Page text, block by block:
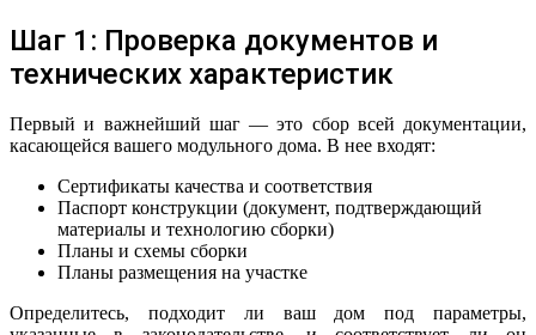
Шаг 1: Проверка документов и
технических характеристик
Первый и важнейший шаг — это сбор всей документации,
касающейся вашего модульного дома. В нее входят:
Сертификаты качества и соответствия
Паспорт конструкции (документ, подтверждающий
материалы и технологию сборки)
Планы и схемы сборки
Планы размещения на участке
Определитесь, подходит ли ваш дом под параметры,